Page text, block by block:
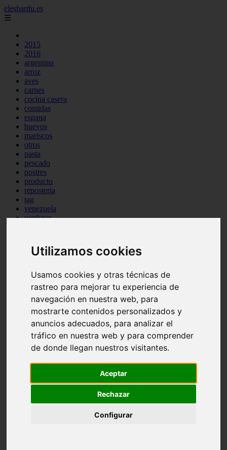
Utilizamos cookies
Usamos cookies y otras técnicas de
rastreo para mejorar tu experiencia de
navegación en nuestra web, para
mostrarte contenidos personalizados y
anuncios adecuados, para analizar el
tráfico en nuestra web y para comprender
de donde llegan nuestros visitantes.
Aceptar
Rechazar
Configurar
elesbardu.es
☰
2015
2016
argentina
arroz
aves
carnes
cocina casera
comidas
espana
huevos
mariscos
otros
pasta
pescado
postres
producto
reposteria
tag
venezuela
verduras
Teruel - sarrión
Cádiz - algodonales
Madrid - madrid
Asturias - oviedo
Cádiz - el-puerto-de-santa-maría
Asturias - aller
álava - vitoria-gasteiz
Málaga - marbella
Zaragoza - zaragoza
Barcelona - barcelona
Valencia - valencia
Toledo - seseña
Cantabria - val-de-san-vicente